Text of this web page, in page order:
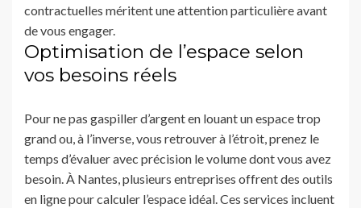
contractuelles méritent une attention particulière avant
de vous engager.
Optimisation de l’espace selon
vos besoins réels
Pour ne pas gaspiller d’argent en louant un espace trop
grand ou, à l’inverse, vous retrouver à l’étroit, prenez le
temps d’évaluer avec précision le volume dont vous avez
besoin. À Nantes, plusieurs entreprises offrent des outils
en ligne pour calculer l’espace idéal. Ces services incluent